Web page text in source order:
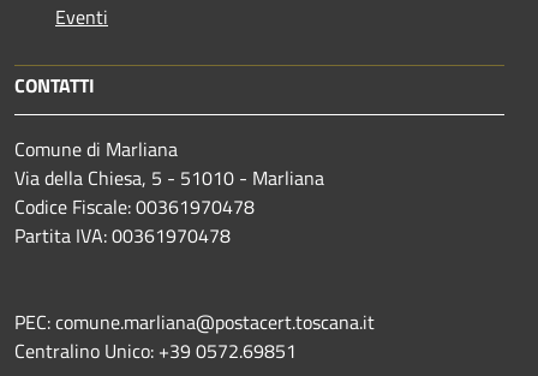
Eventi
CONTATTI
Comune di Marliana
Via della Chiesa, 5 - 51010 - Marliana
Codice Fiscale: 00361970478
Partita IVA: 00361970478
PEC: comune.marliana@postacert.toscana.it
Centralino Unico: +39 0572.69851